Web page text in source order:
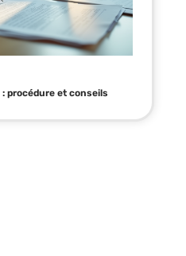
procédure et conseils